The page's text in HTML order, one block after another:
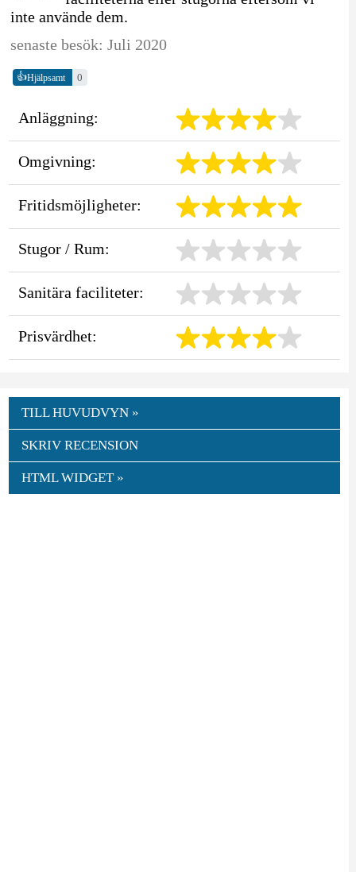
inte använde dem.
senaste besök: Juli 2020
👍Hjälpsamt 0
Anläggning:
Omgivning:
Fritidsmöjligheter:
Stugor / Rum:
Sanitära faciliteter:
Prisvärdhet:
TILL HUVUDVYN »
SKRIV RECENSION
HTML WIDGET »